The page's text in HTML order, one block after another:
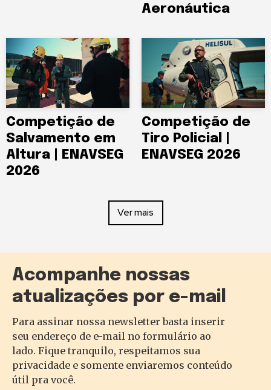
Aeronáutica
Competição de
Salvamento em
Altura | ENAVSEG
2026
Competição de
Tiro Policial |
ENAVSEG 2026
Ver mais
Acompanhe nossas
atualizações por e-mail
Para assinar nossa newsletter basta inserir
seu endereço de e-mail no formulário ao
lado. Fique tranquilo, respeitamos sua
privacidade e somente enviaremos conteúdo
útil pra você.